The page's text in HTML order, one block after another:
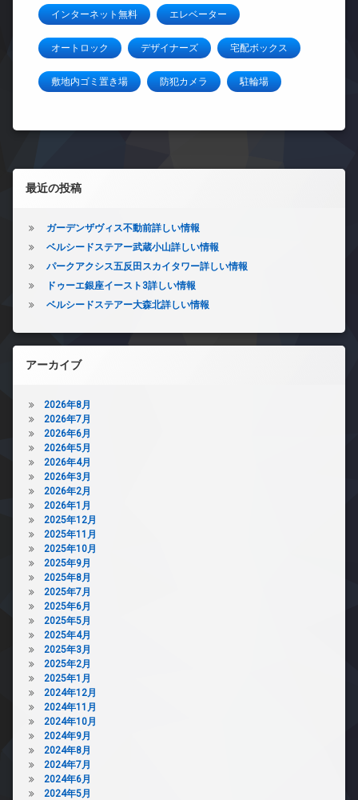
インターネット無料 エレベーター
オートロック デザイナーズ 宅配ボックス
敷地内ゴミ置き場 防犯カメラ 駐輪場
左サイドバー
最近の投稿
ガーデンザヴィス不動前詳しい情報
ベルシードステアー武蔵小山詳しい情報
パークアクシス五反田スカイタワー詳しい情報
ドゥーエ銀座イースト3詳しい情報
ベルシードステアー大森北詳しい情報
アーカイブ
2026年8月
2026年7月
2026年6月
2026年5月
2026年4月
2026年3月
2026年2月
2026年1月
2025年12月
2025年11月
2025年10月
2025年9月
2025年8月
2025年7月
2025年6月
2025年5月
2025年4月
2025年3月
2025年2月
2025年1月
2024年12月
2024年11月
2024年10月
2024年9月
2024年8月
2024年7月
2024年6月
2024年5月